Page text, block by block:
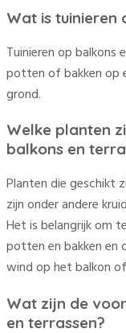
Wat is tuinieren
Tuinieren op balkons
potten of bakken op
grond.
Welke planten
balkons en
Planten die geschikt
zijn onder andere
Het is belangrijk om
potten en bakken en
wind op het balkon
Wat zijn de
en terrassen?